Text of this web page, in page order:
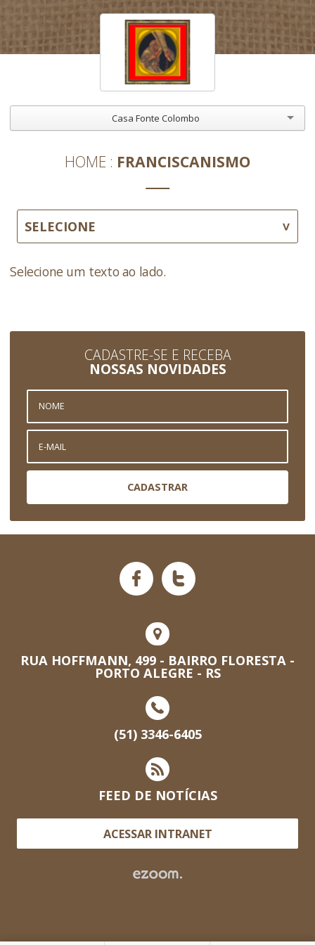
Casa Fonte Colombo
HOME FRANCISCANISMO
SELECIONE
Selecione um texto ao lado.
CADASTRE-SE E RECEBA
NOSSAS NOVIDADES
CADASTRAR
RUA HOFFMANN, 499 - BAIRRO FLORESTA -
PORTO ALEGRE - RS
(51) 3346-6405
FEED DE NOTÍCIAS
ACESSAR INTRANET